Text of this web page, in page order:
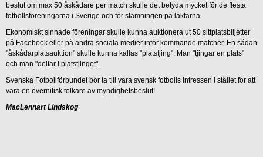
beslut om max 50 åskådare per match skulle det betyda mycket för de flesta
fotbollsföreningarna i Sverige och för stämningen på läktarna.
Ekonomiskt sinnade föreningar skulle kunna auktionera ut 50 sittplatsbiljetter
på Facebook eller på andra sociala medier inför kommande matcher. En sådan
"åskådarplatsauktion" skulle kunna kallas "platstjing". Man "tjingar en plats"
och man "deltar i platstjinget".
Svenska Fotbollförbundet bör ta till vara svensk fotbolls intressen i stället för att
vara en övernitisk tolkare av myndighetsbeslut!
MacLennart Lindskog